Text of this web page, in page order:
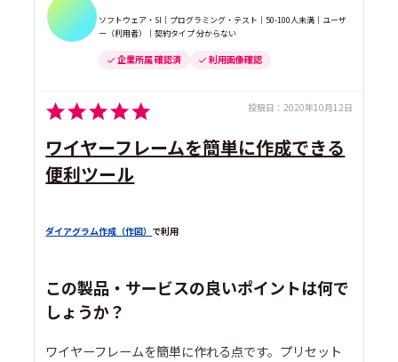
ソフトウェア・SI｜プログラミング・テスト｜50-100人未満｜ユーザ
ー（利用者）｜契約タイプ 分からない
企業所属 確認済 利用画像確認
投稿日： 2020年10月12日
ワイヤーフレームを簡単に作成できる
便利ツール
ダイアグラム作成（作図） で利用
この製品・サービスの良いポイントは何で
しょうか？
ワイヤーフレームを簡単に作れる点です。プリセット